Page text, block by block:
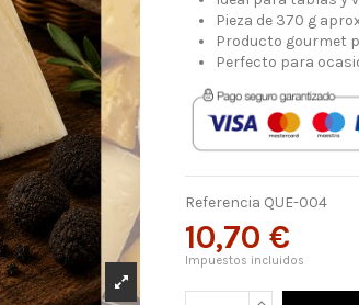
Pieza de 370 g
Producto gourmet
Perfecto para
Referencia QUE-004
10,70 €
Impuestos incluidos